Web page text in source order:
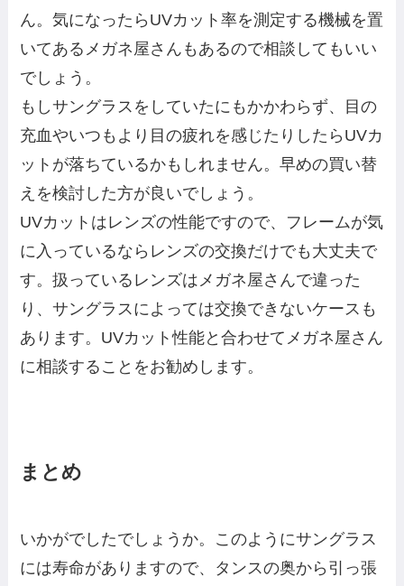
ん。気になったらUVカット率を測定する機械を置
いてあるメガネ屋さんもあるので相談してもいい
でしょう。
もしサングラスをしていたにもかかわらず、目の
充血やいつもより目の疲れを感じたりしたらUVカ
ットが落ちているかもしれません。早めの買い替
えを検討した方が良いでしょう。
UVカットはレンズの性能ですので、フレームが気
に入っているならレンズの交換だけでも大丈夫で
す。扱っているレンズはメガネ屋さんで違った
り、サングラスによっては交換できないケースも
あります。UVカット性能と合わせてメガネ屋さん
に相談することをお勧めします。
まとめ
いかがでしたでしょうか。このようにサングラス
には寿命がありますので、タンスの奥から引っ張